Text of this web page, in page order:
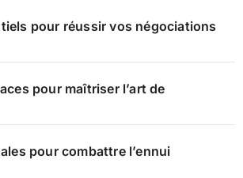
pour réussir vos négociations
pour maîtriser l’art de
pour combattre l’ennui